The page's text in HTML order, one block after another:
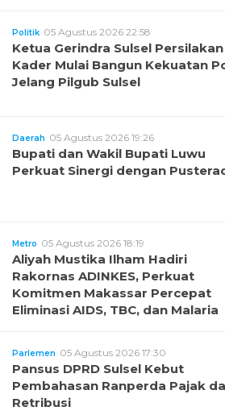
Politik 05 Agustus 2026 22:58
Ketua Gerindra Sulsel Persilakan
Kader Mulai Bangun Kekuatan
Jelang Pilgub Sulsel
Daerah 05 Agustus 2026 19:26
Bupati dan Wakil Bupati Luwu
Perkuat Sinergi dengan
Metro 05 Agustus 2026 18:19
Aliyah Mustika Ilham Hadiri
Rakornas ADINKES, Perkuat
Komitmen Makassar Percepat
Eliminasi AIDS, TBC, dan Malaria
Parlemen 05 Agustus 2026 17:30
Pansus DPRD Sulsel Kebut
Pembahasan Ranperda Pajak
Retribusi